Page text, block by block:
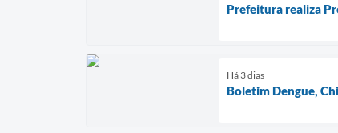
Prefeitura realiza
Há 3 dias
Boletim Dengue,